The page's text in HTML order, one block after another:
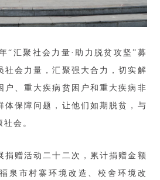
“汇聚社会力量·助力脱贫攻坚”募
社会力量，汇聚强大合力，切实解
户、重大疾病贫困户和重大疾病非
体保障问题，让他们如期脱贫，与
会。
捐赠活动二十二次，累计捐赠金额
泉市村寨环境改造、校舍环境改